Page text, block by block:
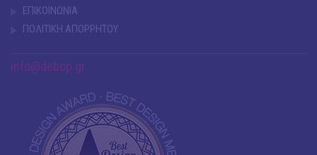
ΕΠΙΚΟΙΝΩΝΙΑ
ΠΟΛΙΤΙΚΗ ΑΠΟΡΡΗΤΟΥ
info@debop.gr